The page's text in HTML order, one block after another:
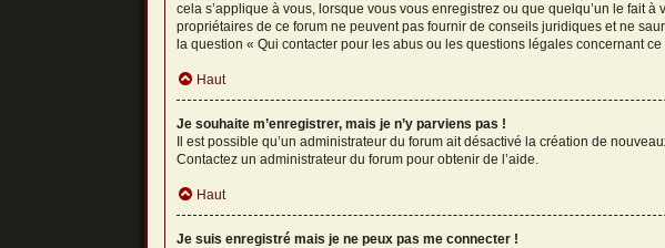
cela s’applique à vous, lorsque vous vous enregistrez ou que quelqu’un le fait
propriétaires de ce forum ne peuvent pas fournir de conseils juridiques et ne
la question « Qui contacter pour les abus ou les questions légales concernant ce
Haut
Je souhaite m’enregistrer, mais je n’y parviens pas !
Il est possible qu’un administrateur du forum ait désactivé la création de
Contactez un administrateur du forum pour obtenir de l’aide.
Haut
Je suis enregistré mais je ne peux pas me connecter !